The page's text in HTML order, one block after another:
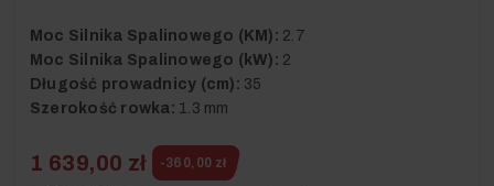
Moc Silnika Spalinowego (KM): 2.7
Moc Silnika Spalinowego (kW): 2
Długość prowadnicy (cm): 35
Szerokość rowka: 1.3 mm
1 639,00 zł -360,00 zł